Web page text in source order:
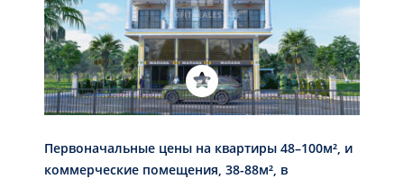
Первоначальные цены на квартиры 48–100м², и
коммерческие помещения, 38-88м², в